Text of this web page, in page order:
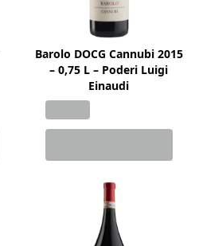
Barolo DOCG Cannubi 2015
– 0,75 L – Poderi Luigi
Einaudi